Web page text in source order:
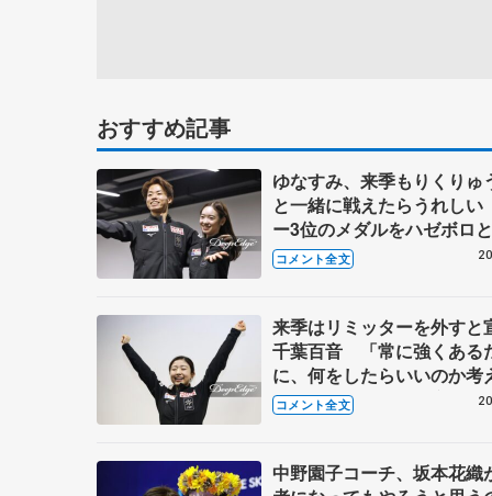
おすすめ記事
ゆなすみ、来季もりくりゅ
と一緒に戦えたらうれし
ー3位のメダルをハゼボロ
台でもらえて「幸せ」【世
ギュア一夜明け相当】
コメント全文
来季はリミッターを外すと
千葉百音 「常に強くある
に、何をしたらいいのか考
【世界フィギュア一夜明け
コメント全文
中野園子コーチ、坂本花織